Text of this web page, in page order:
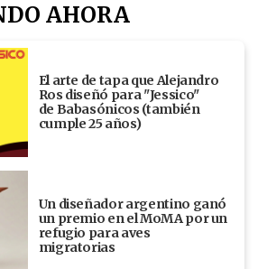
AHORA
El arte de tapa que Alejandro
Ros diseñó para "Jessico"
de Babasónicos (también
cumple 25 años)
Un diseñador argentino ganó
un premio en el MoMA por un
refugio para aves
migratorias